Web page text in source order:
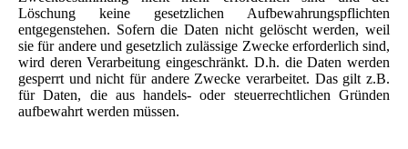
Löschung keine gesetzlichen Aufbewahrungspflichten
entgegenstehen. Sofern die Daten nicht gelöscht werden, weil
sie für andere und gesetzlich zulässige Zwecke erforderlich sind,
wird deren Verarbeitung eingeschränkt. D.h. die Daten werden
gesperrt und nicht für andere Zwecke verarbeitet. Das gilt z.B.
für Daten, die aus handels- oder steuerrechtlichen Gründen
aufbewahrt werden müssen.